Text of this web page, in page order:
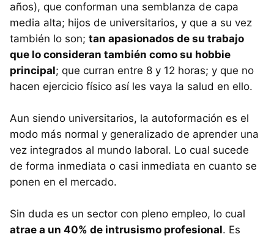
años), que conforman una semblanza de capa
media alta; hijos de universitarios, y que a su vez
también lo son; tan apasionados de su trabajo
que lo consideran también como su hobbie
principal; que curran entre 8 y 12 horas; y que no
hacen ejercicio físico así les vaya la salud en ello.
Aun siendo universitarios, la autoformación es el
modo más normal y generalizado de aprender una
vez integrados al mundo laboral. Lo cual sucede
de forma inmediata o casi inmediata en cuanto se
ponen en el mercado.
Sin duda es un sector con pleno empleo, lo cual
atrae a un 40% de intrusismo profesional. Es